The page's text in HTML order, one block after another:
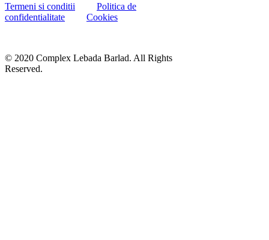
Termeni si conditii
Politica de
confidentialitate
Cookies
© 2020 Complex Lebada Barlad. All Rights
Reserved.